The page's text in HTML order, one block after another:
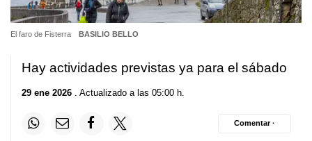
El faro de Fisterra BASILIO BELLO
Hay actividades previstas ya para el sábado
29 ene 2026 . Actualizado a las 05:00 h.
Comentar ·